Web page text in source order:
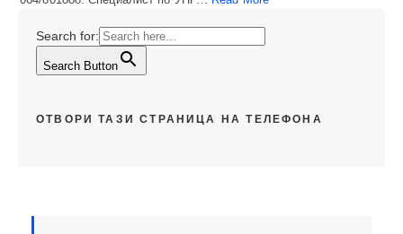
Search for:
Search Button
ОТВОРИ ТАЗИ СТРАНИЦА НА ТЕЛЕФОНА